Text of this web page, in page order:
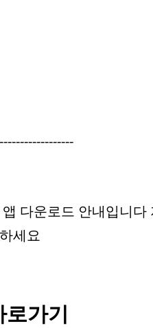
다운로드 안내입니다
세요
가기